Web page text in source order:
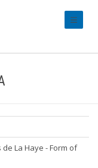
La Haye - Form of